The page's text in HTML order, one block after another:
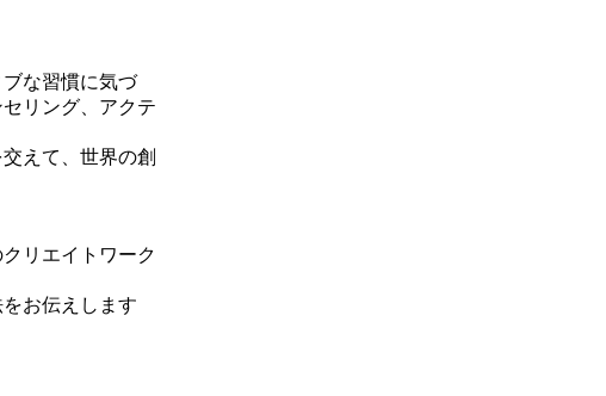
な習慣に気づ
リング、アクテ
えて、世界の創
リエイトワーク
お伝えします